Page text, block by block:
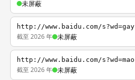
未屏蔽
http://www.baidu.com/s?wd=gay
截至 2026 年 未屏蔽
http://www.baidu.com/s?wd=mao
截至 2026 年 未屏蔽